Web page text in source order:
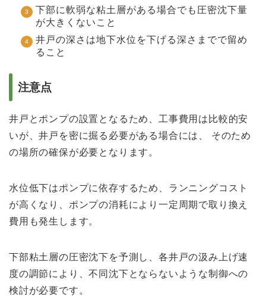
下部に軟弱な粘土層がある場合でも圧密沈下量
が大きくないこと
井戸の深さは地下水位を下げる深さまでで留め
ること
注意点
井戸とポンプの設置となるため、工事費用は比較的安
いが、井戸を密に掘る必要がある場合には、 そのため
の場所の確保が必要となります。
水位低下はポンプに依存するため、ランニングコスト
が高くなり、ポンプの消耗により一定周期で取り換え
費用も発生します。
下部粘土層の圧密沈下を予測し、各井戸の汲み上げ速
度の調節により、不同沈下とならないような制御への
検討が必要です。